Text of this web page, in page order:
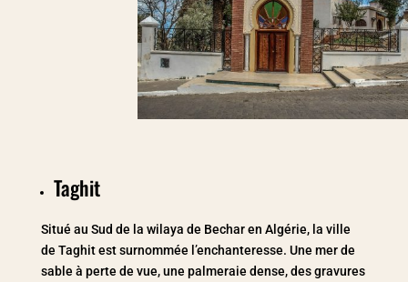
Taghit
Situé au Sud de la wilaya de Bechar en Algérie, la ville
de Taghit est surnommée l’enchanteresse. Une mer de
sable à perte de vue, une palmeraie dense, des gravures